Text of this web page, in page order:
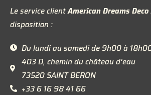
Le service clientAmerican Dreams Deco
disposition :
Du lundi au samedi de 9h00 à
403 D, chemin du château d’eau
73520 SAINT BERON
+33 6 16 98 41 66